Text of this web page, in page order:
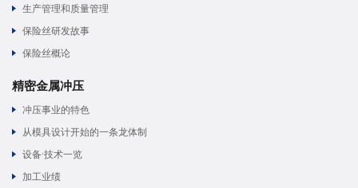
生产管理和质量管理
保险丝研发故事
保险丝概论
精密金属冲压
冲压事业的特色
从模具设计开始的一条龙体制
设备·技术一览
加工业绩